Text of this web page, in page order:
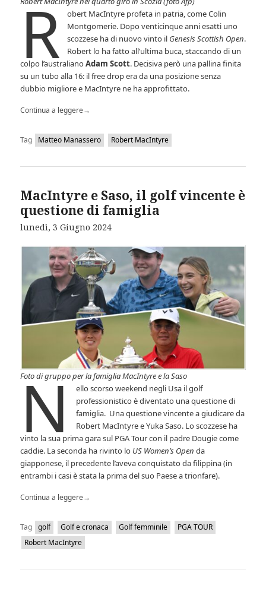
R
obert MacIntyre profeta in patria, come Colin
Montgomerie. Dopo venticinque anni esatti uno
scozzese ha di nuovo vinto il Genesis Scottish Open.
Robert lo ha fatto all’ultima buca, staccando di un
colpo l’australianoAdam Scott. Decisiva però una pallina finita
su un tubo alla 16: il free drop era da una posizione senza
dubbio migliore e MacIntyre ne ha approfittato.
Continua a leggere→
Tag Matteo Manassero Robert MacIntyre
MacIntyre e Saso, il golf vincente è
questione di famiglia
lunedì, 3 Giugno 2024
Foto di gruppo per la famiglia MacIntyre e la Saso
N
ello scorso weekend negli Usa il golf
professionistico è diventato una questione di
famiglia. Una questione vincente a giudicare da
Robert MacIntyre e Yuka Saso. Lo scozzese ha
vinto la sua prima gara sul PGA Tour con il padre Dougie come
caddie. La seconda ha rivinto lo US Women’s Open da
giapponese, il precedente l’aveva conquistato da filippina (in
entrambi i casi è stata la prima del suo Paese a trionfare).
Continua a leggere→
Tag golf Golf e cronaca Golf femminile
PGA TOUR
Robert MacIntyre